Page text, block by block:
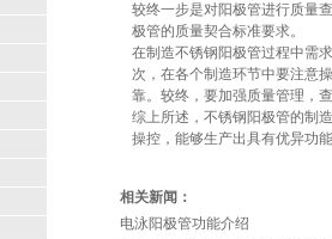
较终一步是对阳极管进行质量
极管的质量契合标准要求。
在制造不锈钢阳极管过程中需
次，在各个制造环节中要注意
靠。较终，要加强质量管理，
综上所述，不锈钢阳极管的制
操控，能够生产出具有优异功
相关新闻：
电泳阳极管功能介绍